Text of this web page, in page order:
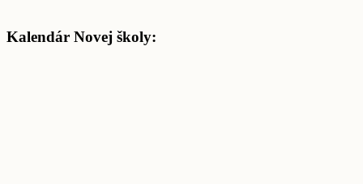
Kalendár Novej školy: